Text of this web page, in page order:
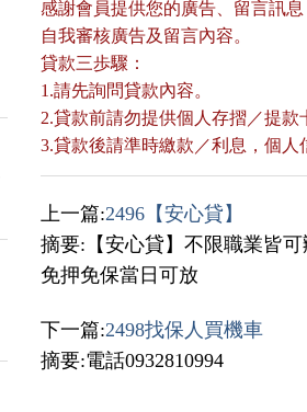
感謝會員提供您的廣告、留言訊
自我審核廣告及留言內容。
貸款三歩驟：
1.請先詢問貸款內容。
2.貸款前請勿提供個人存摺／提款
3.貸款後請準時繳款／利息，個人
上一篇:2496【安心貸】
摘要:【安心貸】不限職業皆
免押免保當日可放
下一篇:2498找保人買機車
摘要:電話0932810994